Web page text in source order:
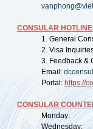
CONSULAR
1. General
2. Visa
3. Feedback &
Email:
Portal: https://
CONSULAR
Monday:
Wednesday: